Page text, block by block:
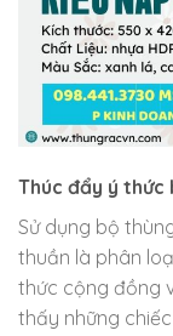
Thúc đẩy ý
Sử dụng bộ
thuần là phân
thức cộng đồng
thấy những